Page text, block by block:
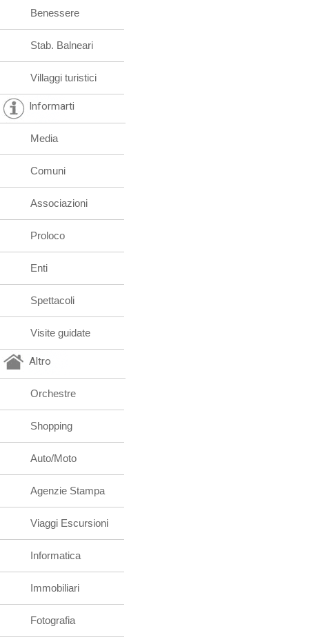
Benessere
Stab. Balneari
Villaggi turistici
Informarti
Media
Comuni
Associazioni
Proloco
Enti
Spettacoli
Visite guidate
Altro
Orchestre
Shopping
Auto/Moto
Agenzie Stampa
Viaggi Escursioni
Informatica
Immobiliari
Fotografia